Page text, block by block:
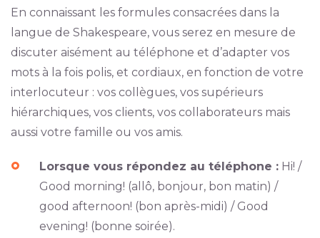
En connaissant les formules consacrées dans la
langue de Shakespeare, vous serez en mesure de
discuter aisément au téléphone et d’adapter vos
mots à la fois polis, et cordiaux, en fonction de votre
interlocuteur : vos collègues, vos supérieurs
hiérarchiques, vos clients, vos collaborateurs mais
aussi votre famille ou vos amis.
Lorsque vous répondez au téléphone :Hi! /
Good morning! (allô, bonjour, bon matin) /
good afternoon! (bon après-midi) / Good
evening! (bonne soirée).